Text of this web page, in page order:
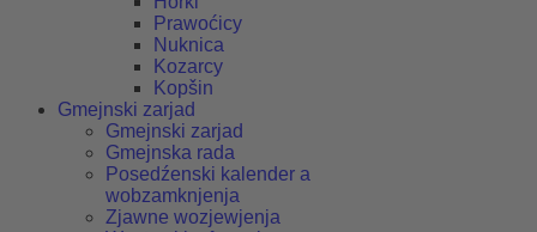
Prawoćicy
Nuknica
Kozarcy
Kopšin
Gmejnski zarjad
Gmejnski zarjad
Gmejnska rada
Posedźenski kalender a
wobzamknjenja
Zjawne wozjewjenja